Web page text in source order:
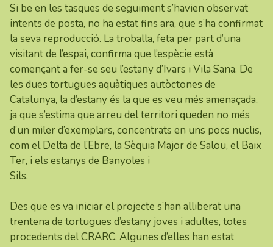
Si be en les tasques de seguiment s’havien observat
intents de posta, no ha estat fins ara, que s’ha confirmat
la seva reproducció. La troballa, feta per part d’una
visitant de l’espai, confirma que l’espècie està
començant a fer-se seu l’estany d’Ivars i Vila Sana. De
les dues tortugues aquàtiques autòctones de
Catalunya, la d’estany és la que es veu més amenaçada,
ja que s’estima que arreu del territori queden no més
d’un miler d’exemplars, concentrats en uns pocs nuclis,
com el Delta de l’Ebre, la Sèquia Major de Salou, el Baix
Ter, i els estanys de Banyoles i
Sils.
Des que es va iniciar el projecte s’han alliberat una
trentena de tortugues d’estany joves i adultes, totes
procedents del CRARC. Algunes d’elles han estat